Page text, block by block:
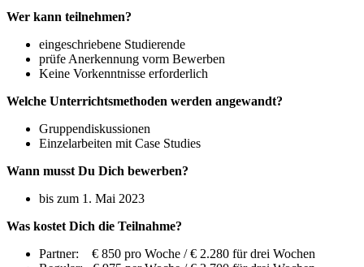
Wer kann teilnehmen?
eingeschriebene Studierende
prüfe Anerkennung vorm Bewerben
Keine Vorkenntnisse erforderlich
Welche Unterrichtsmethoden werden angewandt?
Gruppendiskussionen
Einzelarbeiten mit Case Studies
Wann musst Du Dich bewerben?
bis zum 1. Mai 2023
Was kostet Dich die Teilnahme?
Partner: € 850 pro Woche / € 2.280 für drei Wochen